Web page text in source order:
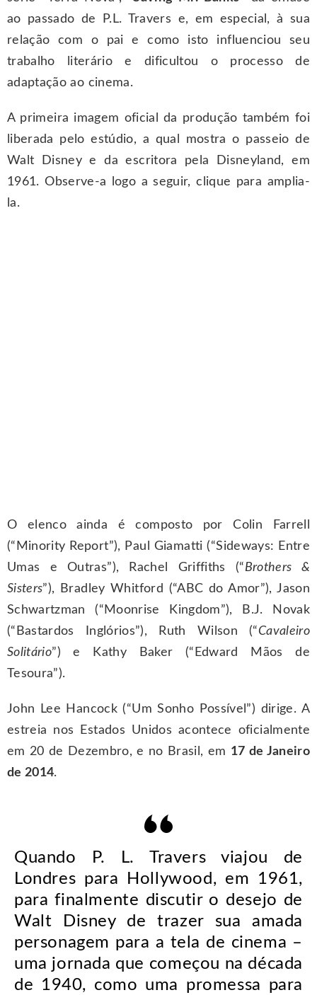
ao passado de P.L. Travers e, em especial, à sua
relação com o pai e como isto influenciou seu
trabalho literário e dificultou o processo de
adaptação ao cinema.
A primeira imagem oficial da produção também foi
liberada pelo estúdio, a qual mostra o passeio de
Walt Disney e da escritora pela Disneyland, em
1961. Observe-a logo a seguir, clique para amplia-
la.
O elenco ainda é composto por Colin Farrell
(“Minority Report”), Paul Giamatti (“Sideways: Entre
Umas e Outras”), Rachel Griffiths (“Brothers &
Sisters”), Bradley Whitford (“ABC do Amor”), Jason
Schwartzman (“Moonrise Kingdom”), B.J. Novak
(“Bastardos Inglórios”), Ruth Wilson (“Cavaleiro
Solitário”) e Kathy Baker (“Edward Mãos de
Tesoura”).
John Lee Hancock (“Um Sonho Possível”) dirige. A
estreia nos Estados Unidos acontece oficialmente
em 20 de Dezembro, e no Brasil, em 17 de Janeiro
de 2014.
Quando P. L. Travers viajou de
Londres para Hollywood, em 1961,
para finalmente discutir o desejo de
Walt Disney de trazer sua amada
personagem para a tela de cinema –
uma jornada que começou na década
de 1940, como uma promessa para